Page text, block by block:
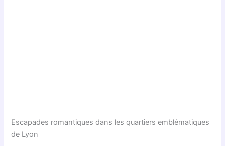
Escapades romantiques dans les quartiers emblématiques
de Lyon